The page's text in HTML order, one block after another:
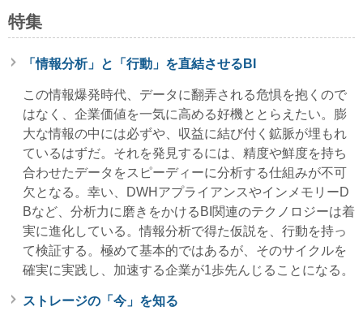
特集
「情報分析」と「行動」を直結させるBI
この情報爆発時代、データに翻弄される危惧を抱くので
はなく、企業価値を一気に高める好機ととらえたい。膨
大な情報の中には必ずや、収益に結び付く鉱脈が埋もれ
ているはずだ。それを発見するには、精度や鮮度を持ち
合わせたデータをスピーディーに分析する仕組みが不可
欠となる。幸い、DWHアプライアンスやインメモリーD
Bなど、分析力に磨きをかけるBI関連のテクノロジーは着
実に進化している。情報分析で得た仮説を、行動を持っ
て検証する。極めて基本的ではあるが、そのサイクルを
確実に実践し、加速する企業が1歩先んじることになる。
ストレージの「今」を知る